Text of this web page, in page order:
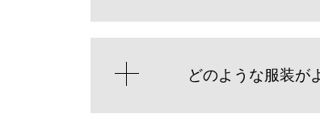
どのような服装が